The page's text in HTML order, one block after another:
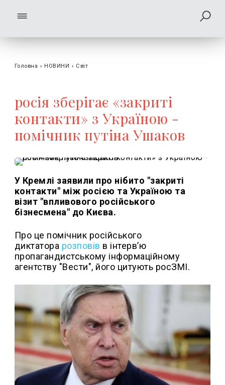
Головна › НОВИНИ › Світ
росія зберігає «закриті
контакти» з Україною -
помічник путіна Ушаков
У Кремлі заявили про нібито "закриті
контакти" між росією та Україною та
візит "впливового російського
бізнесмена" до Києва.
Про це помічник російського
диктатора розповів в інтерв’ю
пропагандистському інформаційному
агентству "Вести", його цитують росЗМІ.